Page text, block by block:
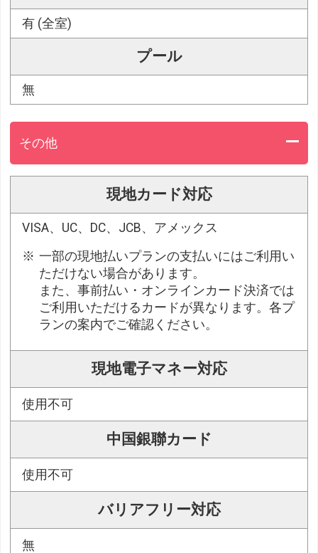
有 (全室)
プール
無
その他
現地カード対応
VISA、UC、DC、JCB、アメックス
一部の現地払いプランの支払いにはご利用い
ただけない場合があります。
また、事前払い・オンラインカード決済では
ご利用いただけるカードが異なります。各プ
ランの案内でご確認ください。
現地電子マネー対応
使用不可
中国銀聯カード
使用不可
バリアフリー対応
無